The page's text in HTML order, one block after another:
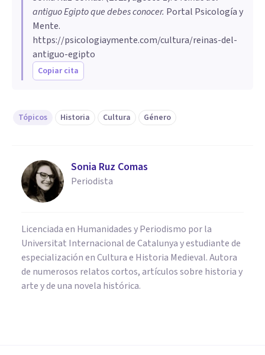
antiguo Egipto que debes conocer. Portal Psicología y
Mente.
https://psicologiaymente.com/cultura/reinas-del-
antiguo-egipto
Copiar cita
Tópicos Historia Cultura Género
Sonia Ruz Comas
Periodista
Licenciada en Humanidades y Periodismo por la
Universitat Internacional de Catalunya y estudiante de
especialización en Cultura e Historia Medieval. Autora
de numerosos relatos cortos, artículos sobre historia y
arte y de una novela histórica.